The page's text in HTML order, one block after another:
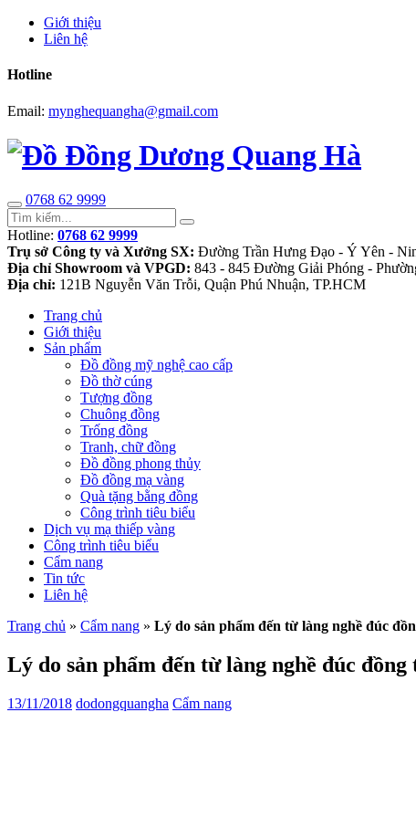
Giới thiệu
Liên hệ
Hotline
Email: mynghequangha@gmail.com
0768 62 9999
Hotline: 0768 62 9999
Trụ sở Công ty và Xưởng SX: Đường Trần Hưng Đạo - Ý Yên -
Địa chỉ Showroom và VPGD: 843 - 845 Đường Giải Phóng -
Địa chỉ: 121B Nguyễn Văn Trỗi, Quận Phú Nhuận, TP.HCM
Trang chủ
Giới thiệu
Sản phẩm
Đồ đồng mỹ nghệ cao cấp
Đồ thờ cúng
Tượng đồng
Chuông đồng
Trống đồng
Tranh, chữ đồng
Đồ đồng phong thủy
Đồ đồng mạ vàng
Quà tặng bằng đồng
Công trình tiêu biểu
Dịch vụ mạ thiếp vàng
Công trình tiêu biểu
Cẩm nang
Tin tức
Liên hệ
Trang chủ » Cẩm nang » Lý do sản phẩm đến từ làng nghề đúc
Lý do sản phẩm đến từ làng nghề đúc
13/11/2018 dodongquangha Cẩm nang